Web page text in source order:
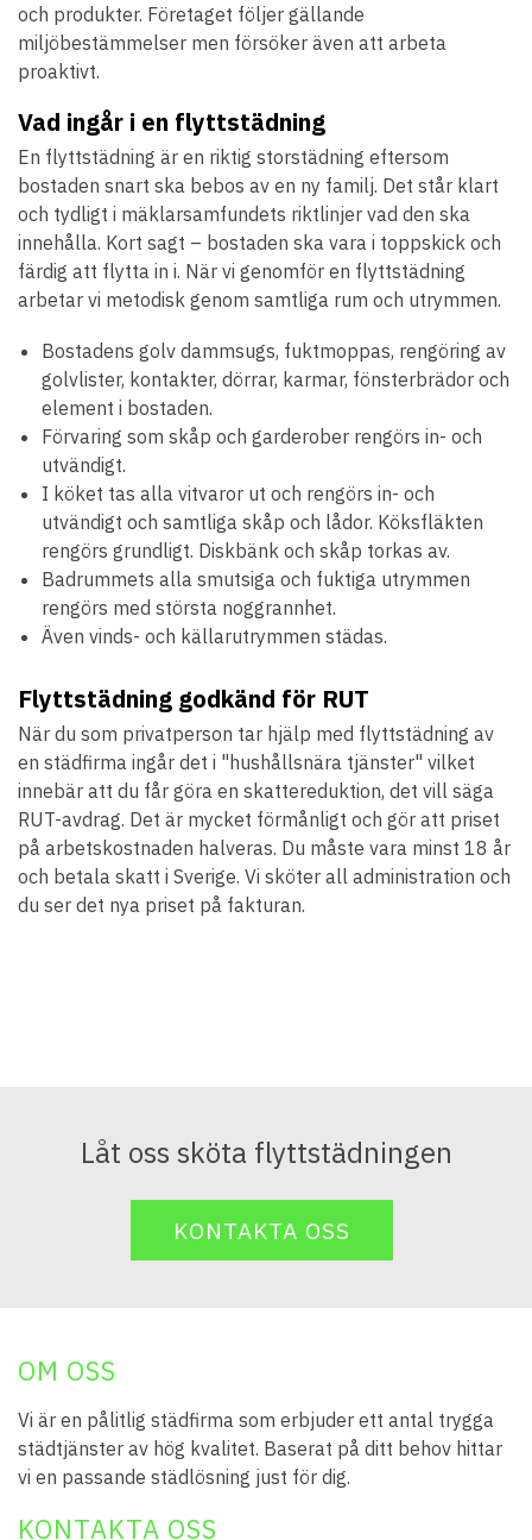
och produkter. Företaget följer gällande
miljöbestämmelser men försöker även att arbeta
proaktivt.
Vad ingår i en flyttstädning
En flyttstädning är en riktig storstädning eftersom
bostaden snart ska bebos av en ny familj. Det står klart
och tydligt i mäklarsamfundets riktlinjer vad den ska
innehålla. Kort sagt – bostaden ska vara i toppskick och
färdig att flytta in i. När vi genomför en flyttstädning
arbetar vi metodisk genom samtliga rum och utrymmen.
Bostadens golv dammsugs, fuktmoppas, rengöring av
golvlister, kontakter, dörrar, karmar, fönsterbrädor och
element i bostaden.
Förvaring som skåp och garderober rengörs in- och
utvändigt.
I köket tas alla vitvaror ut och rengörs in- och
utvändigt och samtliga skåp och lådor. Köksfläkten
rengörs grundligt. Diskbänk och skåp torkas av.
Badrummets alla smutsiga och fuktiga utrymmen
rengörs med största noggrannhet.
Även vinds- och källarutrymmen städas.
Flyttstädning godkänd för RUT
När du som privatperson tar hjälp med flyttstädning av
en städfirma ingår det i "hushållsnära tjänster" vilket
innebär att du får göra en skattereduktion, det vill säga
RUT-avdrag. Det är mycket förmånligt och gör att priset
på arbetskostnaden halveras. Du måste vara minst 18 år
och betala skatt i Sverige. Vi sköter all administration och
du ser det nya priset på fakturan.
Låt oss sköta flyttstädningen
KONTAKTA OSS
OM OSS
Vi är en pålitlig städfirma som erbjuder ett antal trygga
städtjänster av hög kvalitet. Baserat på ditt behov hittar
vi en passande städlösning just för dig.
KONTAKTA OSS